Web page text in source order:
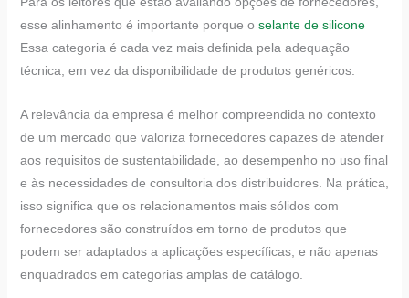
esse alinhamento é importante porque o selante de silicone
Essa categoria é cada vez mais definida pela adequação
técnica, em vez da disponibilidade de produtos genéricos.
A relevância da empresa é melhor compreendida no contexto
de um mercado que valoriza fornecedores capazes de atender
aos requisitos de sustentabilidade, ao desempenho no uso final
e às necessidades de consultoria dos distribuidores. Na prática,
isso significa que os relacionamentos mais sólidos com
fornecedores são construídos em torno de produtos que
podem ser adaptados a aplicações específicas, e não apenas
enquadrados em categorias amplas de catálogo.